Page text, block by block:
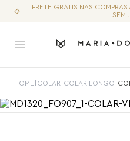
FRETE GRÁTIS NAS
SEM
HOME COLAR COLAR LONGO